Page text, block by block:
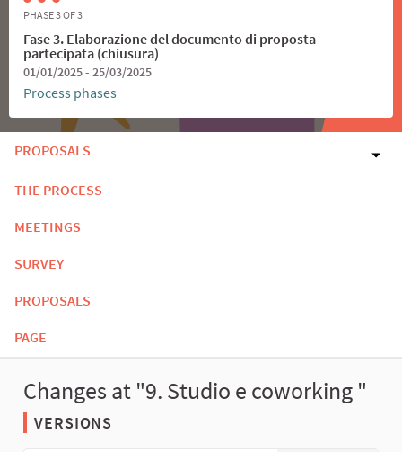
PHASE 3 OF 3
Fase 3. Elaborazione del documento di proposta
partecipata (chiusura)
01/01/2025 - 25/03/2025
Process phases
PROPOSALS
THE PROCESS
MEETINGS
SURVEY
PROPOSALS
PAGE
Changes at "9. Studio e coworking "
VERSIONS